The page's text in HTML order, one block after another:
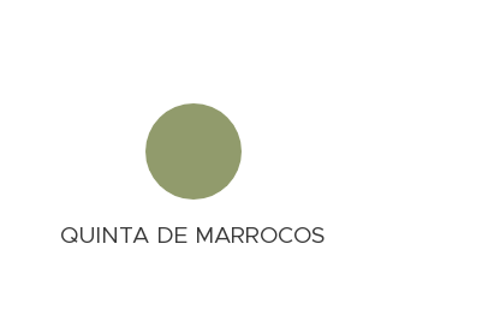
QUINTA DE MARROCOS